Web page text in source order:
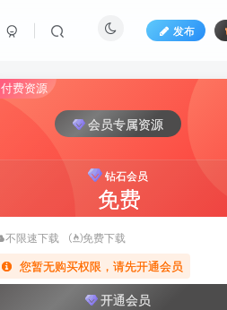
发布
付费资源
会员专属资源
钻石会员
免费
不限速下载 免费下载
您暂无购买权限，请先开通会员
开通会员